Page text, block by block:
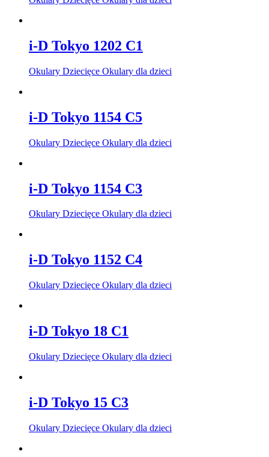
i-D Tokyo 1202 C1
Okulary Dziecięce Okulary dla dzieci
i-D Tokyo 1154 C5
Okulary Dziecięce Okulary dla dzieci
i-D Tokyo 1154 C3
Okulary Dziecięce Okulary dla dzieci
i-D Tokyo 1152 C4
Okulary Dziecięce Okulary dla dzieci
i-D Tokyo 18 C1
Okulary Dziecięce Okulary dla dzieci
i-D Tokyo 15 C3
Okulary Dziecięce Okulary dla dzieci